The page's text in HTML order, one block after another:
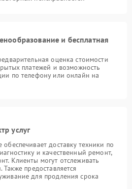
и бесплатная
оценка стоимости
платежей и возможность
по телефону или онлайн на
услуг
доставку техники по
и качественный ремонт,
Клиенты могут отслеживать
предоставляется
для продления срока